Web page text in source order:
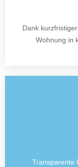
Dank
Wohnung in
Transparente